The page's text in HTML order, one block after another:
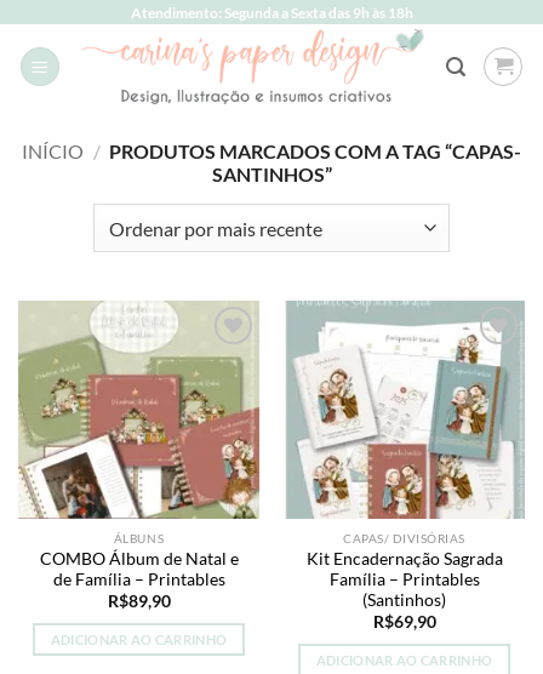
content
Atendimento: Segunda a Sexta das 9h às 18h
INÍCIO / PRODUTOS MARCADOS COM A TAG “CAPAS-
SANTINHOS”
Add to
wishlist
ÁLBUNS
COMBO Álbum de Natal e
de Família – Printables
R$89,90
ADICIONAR AO CARRINHO
Add to
wishlist
CAPAS/ DIVISÓRIAS
Kit Encadernação Sagrada
Família – Printables
(Santinhos)
R$69,90
ADICIONAR AO CARRINHO